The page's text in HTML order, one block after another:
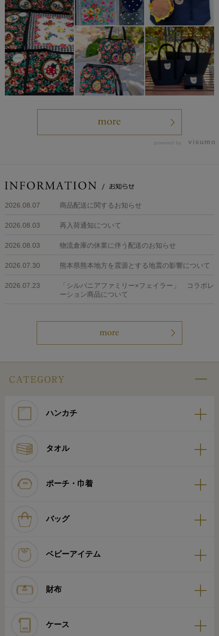
powered by
2026.08.07 商品配送に関するお知らせ
2026.08.03 再入荷通知について
2026.08.03 物流倉庫の休業に伴う配送のお知らせ
2026.07.30 熊本県熊本地方を震源とする地震の影響について
2026.07.23
「シルバニアファミリー×フェイラー」 コラボレ
ーション商品について
ハンカチ
タオル
ポーチ・巾着
バッグ
ベビーアイテム
財布
ケース